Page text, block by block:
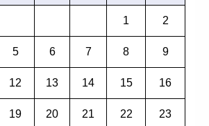
1 2
5 6 7 8 9
12 13 14 15 16
19 20 21 22 23